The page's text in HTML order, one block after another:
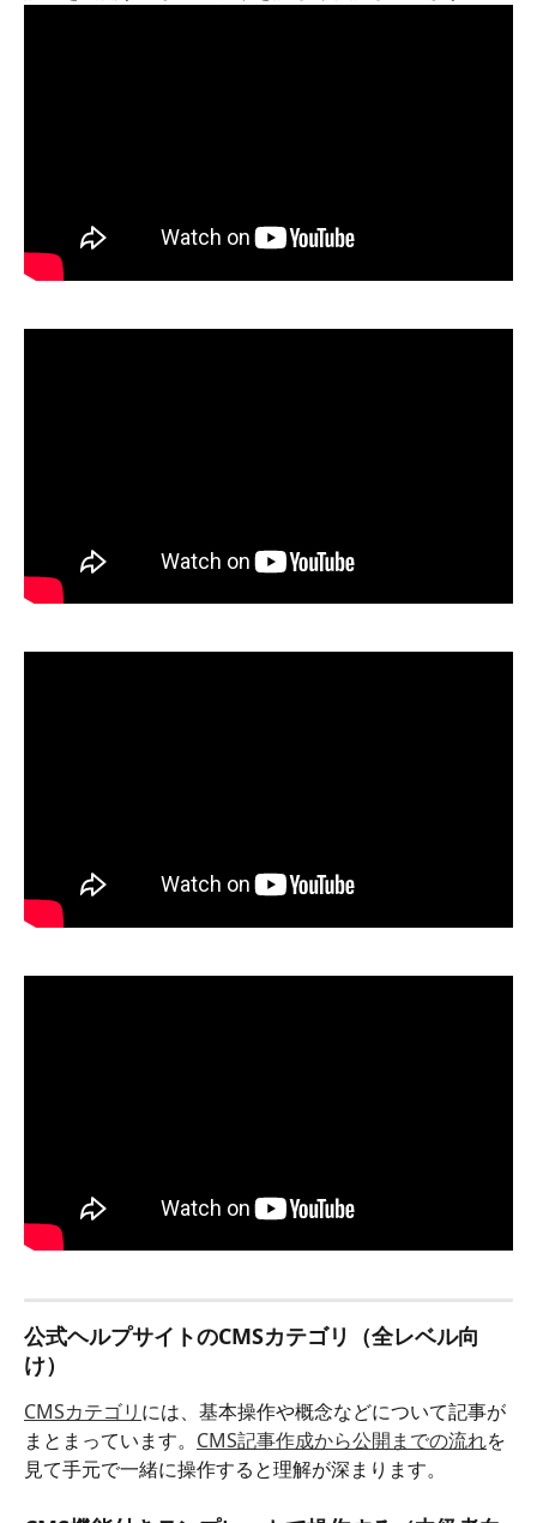
公式ヘルプサイトのCMSカテゴリ（全レベル向
け）
CMSカテゴリ には、基本操作や概念などについて記事が
まとまっています。 CMS記事作成から公開までの流れを
見て手元で一緒に操作すると理解が深まります。